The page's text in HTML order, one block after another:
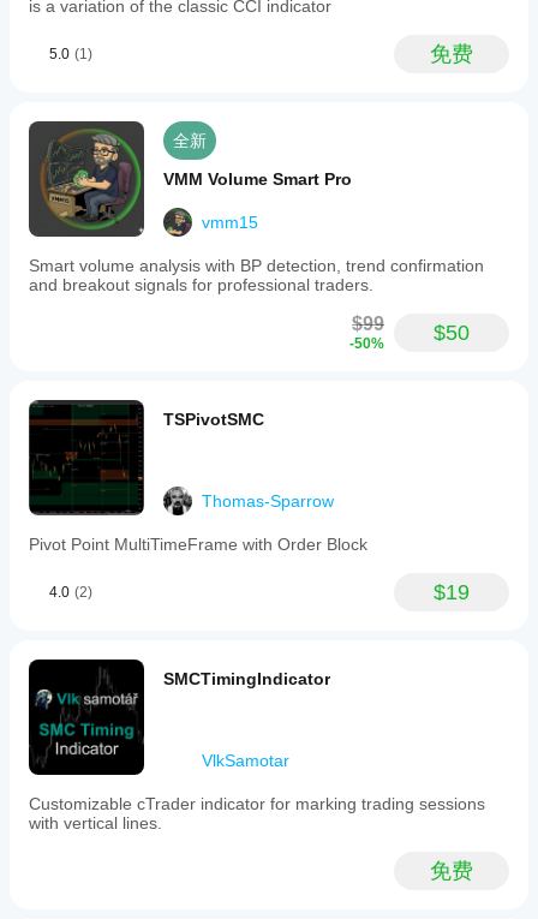
is a variation of the classic CCI indicator
5.0 (1) 免费
全新
VMM Volume Smart Pro
vmm15
Smart volume analysis with BP detection, trend confirmation
and breakout signals for professional traders.
$99
-50% $50
TSPivotSMC
Thomas-Sparrow
Pivot Point MultiTimeFrame with Order Block
4.0 (2) $19
SMCTimingIndicator
VlkSamotar
Customizable cTrader indicator for marking trading sessions
with vertical lines.
免费